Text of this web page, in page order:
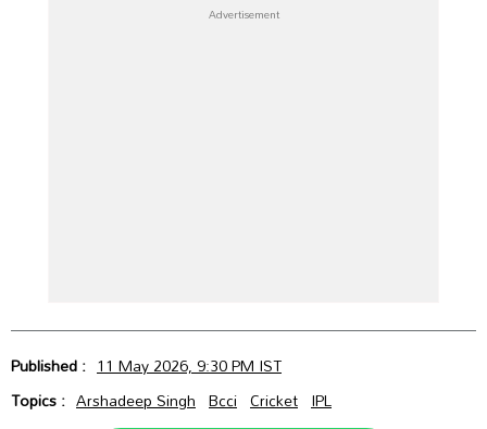
Published : 11 May 2026, 9:30 PM IST
Topics : Arshadeep Singh Bcci Cricket IPL